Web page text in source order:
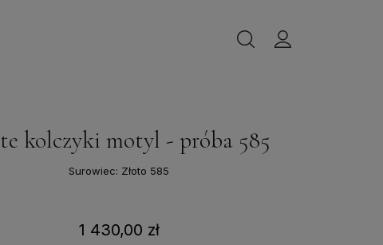
kolczyki motyl - próba 585
Surowiec: Złoto 585
1 430,00 zł